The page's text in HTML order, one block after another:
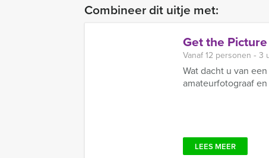
Combineer dit uitje met:
Get the
Vanaf 12 personen ‐ 3
Wat dacht u van
amateurfotograaf
LEES MEER